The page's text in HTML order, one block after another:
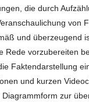
die durch
von
und überzeugend
Rede vorzubereiten
Faktendarstellung
und kurzen
zur